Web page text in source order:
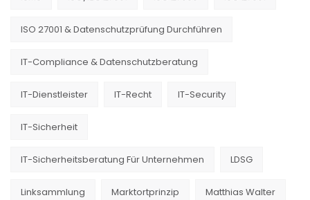
ISO 27001 & Datenschutzprüfung Durchführen
IT-Compliance & Datenschutzberatung
IT-Dienstleister IT-Recht IT-Security
IT-Sicherheit
IT-Sicherheitsberatung Für Unternehmen LDSG
Linksammlung Marktortprinzip Matthias Walter